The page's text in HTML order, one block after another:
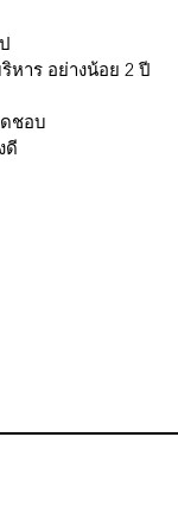
าร อย่างน้อย 2 ปี
ชอบ
ดี